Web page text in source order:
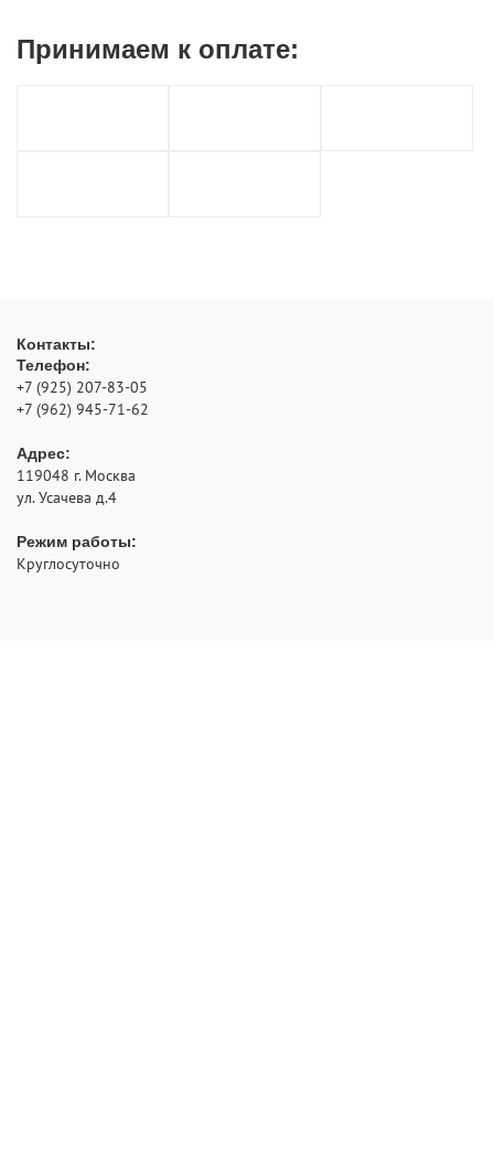
Принимаем к оплате:
Контакты:
Телефон:
+7 (925) 207-83-05
+7 (962) 945-71-62
Адрес:
119048 г. Москва
ул. Усачева д.4
Режим работы:
Круглосуточно